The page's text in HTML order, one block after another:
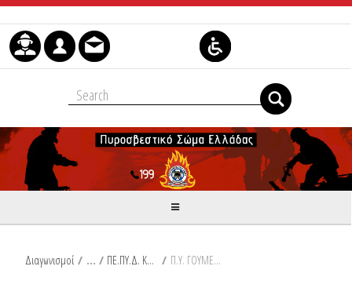
Skip to Content
Διαγωνισμοί / ΠΕ.ΠΥ.Δ. ΚΕΝΤΡΙΚΗΣ ΜΑΚΕΔΟΝΙΑΣ / Π.Υ. ΓΟΥΜΕΝΙΣΣΑΣ